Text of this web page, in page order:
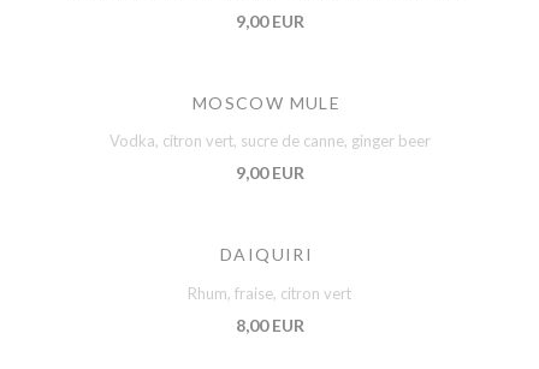
9,00 EUR
MOSCOW MULE
Vodka, citron vert, sucre de canne, ginger beer
9,00 EUR
DAIQUIRI
Rhum, fraise, citron vert
8,00 EUR